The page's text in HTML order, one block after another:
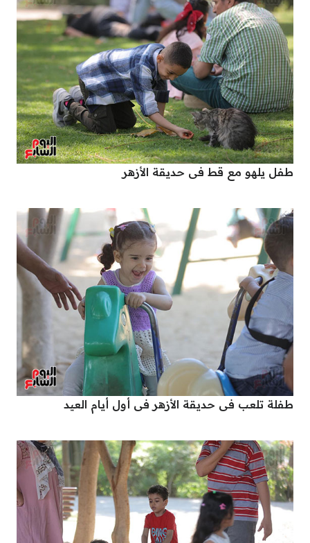
طفل يلهو مع قط فى حديقة الأزهر
طفلة تلعب فى حديقة الأزهر فى أول أيام العيد